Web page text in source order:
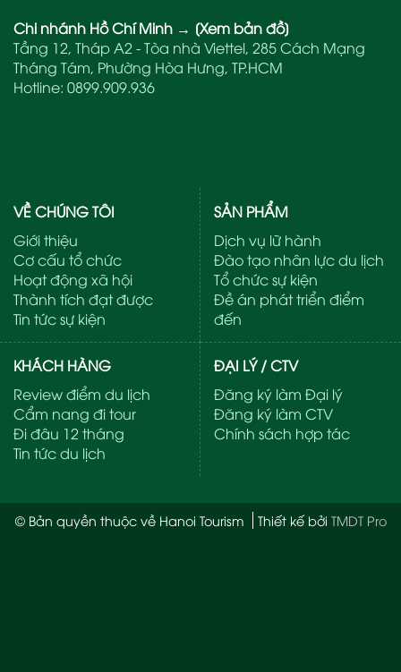
Chi nhánh Hồ Chí Minh → [Xem bản đồ]
Tầng 12, Tháp A2 - Tòa nhà Viettel, 285 Cách Mạng
Tháng Tám, Phường Hòa Hưng, TP.HCM
Hotline: 0899.909.936
VỀ CHÚNG TÔI
Giới thiệu
Cơ cấu tổ chức
Hoạt động xã hội
Thành tích đạt được
Tin tức sự kiện
SẢN PHẨM
Dịch vụ lữ hành
Đào tạo nhân lực du lịch
Tổ chức sự kiện
Đề án phát triển điểm
đến
KHÁCH HÀNG
Review điểm du lịch
Cẩm nang đi tour
Đi đâu 12 tháng
Tin tức du lịch
ĐẠI LÝ / CTV
Đăng ký làm Đại lý
Đăng ký làm CTV
Chính sách hợp tác
© Bản quyền thuộc về Hanoi Tourism Thiết kế bởi TMDT Pro